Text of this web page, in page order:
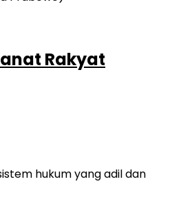
Rakyat
hukum yang adil dan